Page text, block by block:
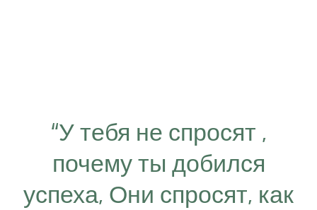
“У тебя не спросят ,
почему ты добился
успеха, Они спросят, как